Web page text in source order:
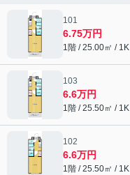
101
6.75万円
1階 / 25.00㎡ / 1K
103
6.6万円
1階 / 25.50㎡ / 1K
102
6.6万円
1階 / 25.50㎡ / 1K